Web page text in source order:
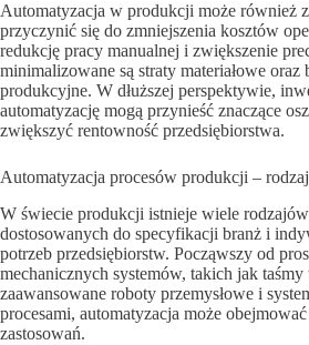
Automatyzacja w produkcji może również
przyczynić się do zmniejszenia kosztów
redukcję pracy manualnej i zwiększenie
minimalizowane są straty materiałowe oraz
produkcyjne. W dłuższej perspektywie,
automatyzację mogą przynieść znaczące
zwiększyć rentowność przedsiębiorstwa.
Automatyzacja procesów produkcji –
W świecie produkcji istnieje wiele
dostosowanych do specyfikacji branż i
potrzeb przedsiębiorstw. Począwszy od
mechanicznych systemów, takich jak
zaawansowane roboty przemysłowe i
procesami, automatyzacja może
zastosowań.